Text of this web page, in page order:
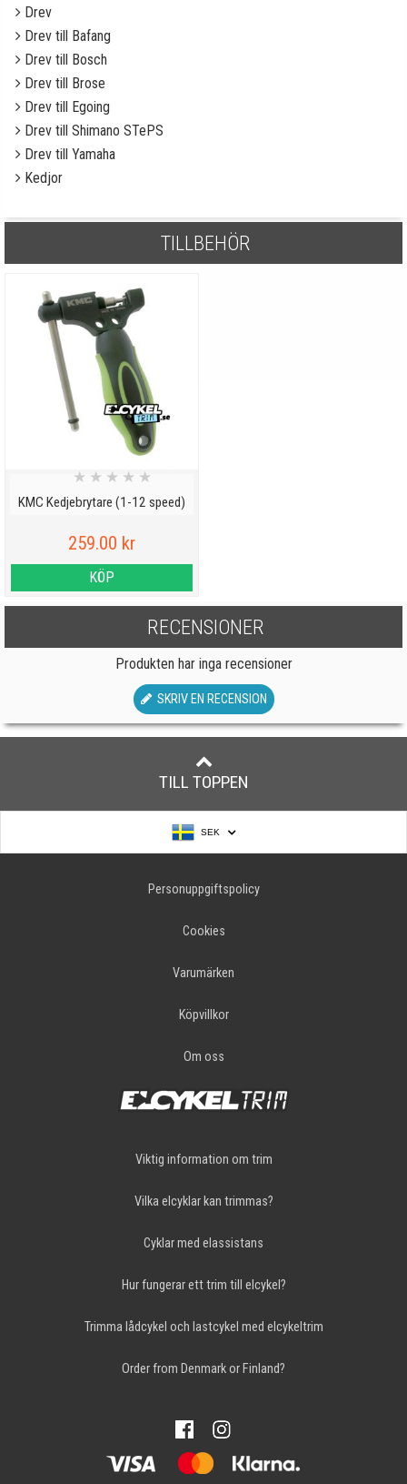
Drev
Drev till Bafang
Drev till Bosch
Drev till Brose
Drev till Egoing
Drev till Shimano STePS
Drev till Yamaha
Kedjor
TILLBEHÖR
KMC Kedjebrytare (1-12 speed)
★ ★ ★ ★ ★
259.00 kr
KÖP
RECENSIONER
Produkten har inga recensioner
SKRIV EN RECENSION
TILL TOPPEN
SEK
Personuppgiftspolicy
Cookies
Varumärken
Köpvillkor
Om oss
Viktig information om trim
Vilka elcyklar kan trimmas?
Cyklar med elassistans
Hur fungerar ett trim till elcykel?
Trimma lådcykel och lastcykel med elcykeltrim
Order from Denmark or Finland?